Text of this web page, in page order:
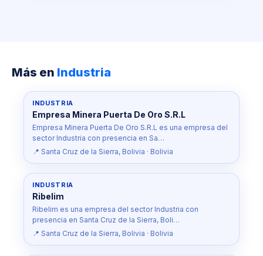
Más en Industria
INDUSTRIA
Empresa Minera Puerta De Oro S.R.L
Empresa Minera Puerta De Oro S.R.L es una empresa del
sector Industria con presencia en Sa…
📍 Santa Cruz de la Sierra, Bolivia · Bolivia
INDUSTRIA
Ribelim
Ribelim es una empresa del sector Industria con
presencia en Santa Cruz de la Sierra, Boli…
📍 Santa Cruz de la Sierra, Bolivia · Bolivia